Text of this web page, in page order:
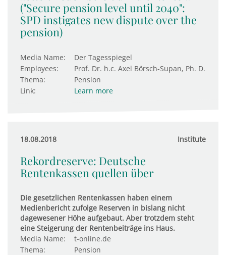
("Secure pension level until 2040":
SPD instigates new dispute over the
pension)
Media Name:
Der Tagesspiegel
Employees:
Prof. Dr. h.c. Axel Börsch-Supan, Ph. D.
Thema:
Pension
Link:
Learn more
18.08.2018 Institute
Rekordreserve: Deutsche
Rentenkassen quellen über
Die gesetzlichen Rentenkassen haben einem
Medienbericht zufolge Reserven in bislang nicht
dagewesener Höhe aufgebaut. Aber trotzdem steht
eine Steigerung der Rentenbeiträge ins Haus.
Media Name:
t-online.de
Thema:
Pension